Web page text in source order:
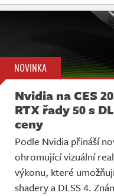
NOVINKA
Nvidia na CES
RTX řady 50 s
ceny
Podle Nvidia přináší
ohromující vizuální
výkonu, které
shadery a DLSS 4.